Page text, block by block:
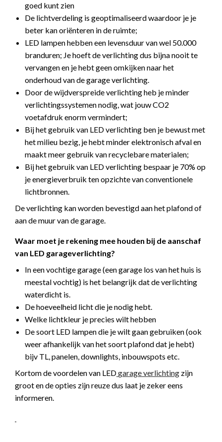
goed kunt zien
De lichtverdeling is geoptimaliseerd waardoor je je
beter kan oriënteren in de ruimte;
LED lampen hebben een levensduur van wel 50.000
branduren; Je hoeft de verlichting dus bijna nooit te
vervangen en je hebt geen omkijken naar het
onderhoud van de garage verlichting.
Door de wijdverspreide verlichting heb je minder
verlichtingssystemen nodig, wat jouw CO2
voetafdruk enorm vermindert;
Bij het gebruik van LED verlichting ben je bewust met
het milieu bezig, je hebt minder elektronisch afval en
maakt meer gebruik van recyclebare materialen;
Bij het gebruik van LED verlichting bespaar je 70% op
je energieverbruik ten opzichte van conventionele
lichtbronnen.
De verlichting kan worden bevestigd aan het plafond of
aan de muur van de garage.
Waar moet je rekening mee houden bij de aanschaf
van LED garageverlichting?
In een vochtige garage (een garage los van het huis is
meestal vochtig) is het belangrijk dat de verlichting
waterdicht is.
De hoeveelheid licht die je nodig hebt.
Welke lichtkleur je precies wilt hebben
De soort LED lampen die je wilt gaan gebruiken (ook
weer afhankelijk van het soort plafond dat je hebt)
bijv TL, panelen, downlights, inbouwspots etc.
Kortom de voordelen van LEDgarage verlichting zijn
groot en de opties zijn reuze dus laat je zeker eens
informeren.